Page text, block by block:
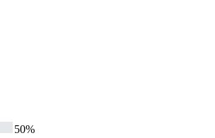
50%